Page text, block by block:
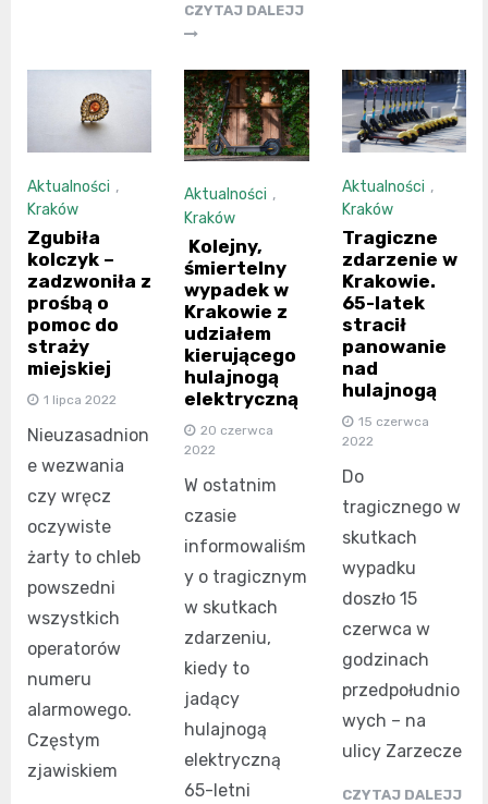
CZYTAJ DALEJJ
Aktualności ,
Kraków
Zgubiła
kolczyk –
zadzwoniła z
prośbą o
pomoc do
straży
miejskiej
1 lipca 2022
Nieuzasadnion
e wezwania
czy wręcz
oczywiste
żarty to chleb
powszedni
wszystkich
operatorów
numeru
alarmowego.
Częstym
zjawiskiem
Aktualności ,
Kraków
Kolejny,
śmiertelny
wypadek w
Krakowie z
udziałem
kierującego
hulajnogą
elektryczną
20 czerwca
2022
W ostatnim
czasie
informowaliśm
y o tragicznym
w skutkach
zdarzeniu,
kiedy to
jadący
hulajnogą
elektryczną
65-letni
Aktualności ,
Kraków
Tragiczne
zdarzenie w
Krakowie.
65-latek
stracił
panowanie
nad
hulajnogą
15 czerwca
2022
Do
tragicznego w
skutkach
wypadku
doszło 15
czerwca w
godzinach
przedpołudnio
wych – na
ulicy Zarzecze
CZYTAJ DALEJJ